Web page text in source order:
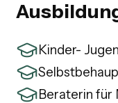
Kinder-
Beraterin für